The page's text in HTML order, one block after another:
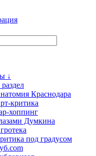
↓
Краснодара
критика
хоппинг
Думкина
под градусом